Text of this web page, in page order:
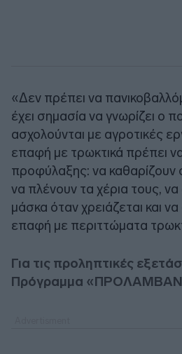
«Δεν πρέπει να
έχει σημασία να γνωρίζει ο
ασχολούνται με αγροτικές
επαφή με τρωκτικά πρέπει
προφύλαξης: να
να πλένουν τα χέρια τους, να
μάσκα όταν χρειάζεται και
επαφή με περιττώματα
Για τις προληπτικές
Πρόγραμμα